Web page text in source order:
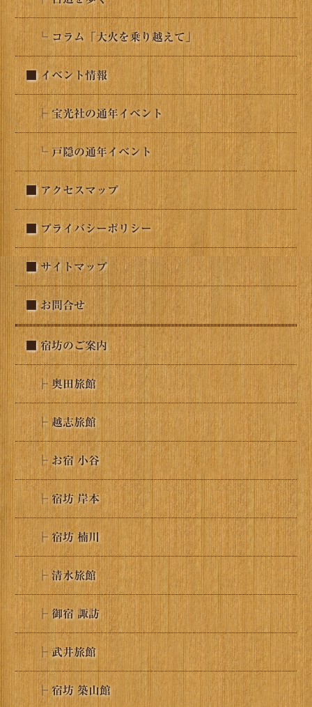
└ コラム「大火を乗り越えて」
■ イベント情報
├ 宝光社の通年イベント
└ 戸隠の通年イベント
■ アクセスマップ
■ プライバシーポリシー
■ サイトマップ
■ お問合せ
■ 宿坊のご案内
├ 奥田旅館
├ 越志旅館
├ お宿 小谷
├ 宿坊 岸本
├ 宿坊 楠川
├ 清水旅館
├ 御宿 諏訪
├ 武井旅館
├ 宿坊 築山館